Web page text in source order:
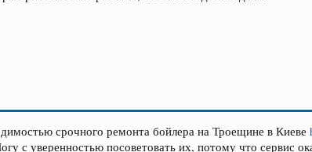
срочного ремонта бойлера на Троещине в Киеве
с уверенностью посоветовать их, потому что сервис